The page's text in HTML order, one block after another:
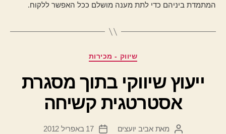
המתמדת ביניהם כדי לתת מענה מושלם ככל האפשר ללקוח.
קטגוריות
שיווק - מכירות
ייעוץ שיווקי בתוך מסגרת
אסטרטגית קשיחה
המחבר
מאתאביב יועצים
תאריך
17 באפריל 2012